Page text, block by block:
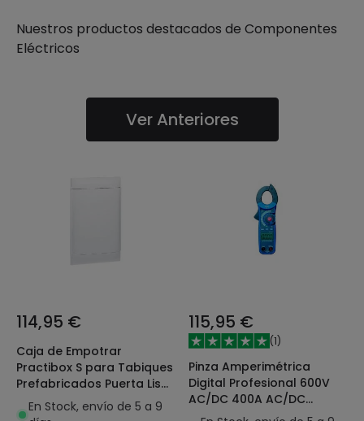
Nuestros productos destacados de Componentes
Eléctricos
Ver Anteriores
114,95 €
Caja de Empotrar
Practibox S para Tabiques
Prefabricados Puerta Lisa
3x18 Módulos LEGRAND
137068
En Stock, envío de 5 a 9
115,95 €
(1)
Pinza Amperimétrica
Digital Profesional 600V
AC/DC 400A AC/DC
Mordaza Ø30mm